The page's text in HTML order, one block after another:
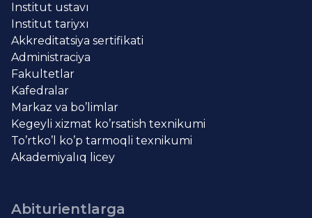
Institut ustavı
Institut tariyxı
Akkreditatsiya sertifikati
Administraciya
Fakultetlar
Kafedralar
Markaz va bo’limlar
Kegeyli xizmat ko’rsatish texnikumi
To’rtko’l ko’p tarmoqli texnikumi
Akademiyalıq licey
Abiturientlarga